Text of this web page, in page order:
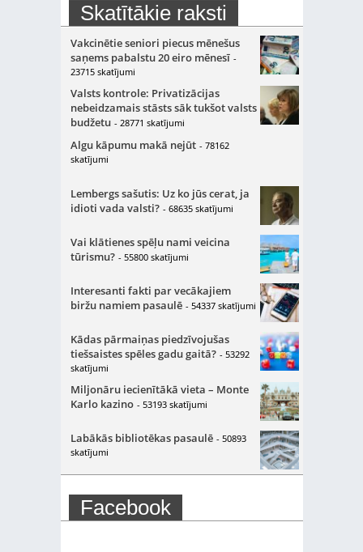
Skatītākie raksti
Vakcinētie seniori piecus mēnešus
saņems pabalstu 20 eiro mēnesī -
23715 skatījumi
Valsts kontrole: Privatizācijas
nebeidzamais stāsts sāk tukšot valsts
budžetu - 28771 skatījumi
Algu kāpumu makā nejūt - 78162
skatījumi
Lembergs sašutis: Uz ko jūs cerat, ja
idioti vada valsti? - 68635 skatījumi
Vai klātienes spēļu nami veicina
tūrismu? - 55800 skatījumi
Interesanti fakti par vecākajiem
biržu namiem pasaulē - 54337 skatījumi
Kādas pārmaiņas piedzīvojušas
tiešsaistes spēles gadu gaitā? - 53292
skatījumi
Miljonāru iecienītākā vieta – Monte
Karlo kazino - 53193 skatījumi
Labākās bibliotēkas pasaulē - 50893
skatījumi
Facebook